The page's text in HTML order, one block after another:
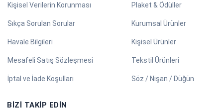
Kişisel Verilerin Korunması
Sıkça Sorulan Sorular
Havale Bilgileri
Mesafeli Satış Sözleşmesi
İptal ve İade Koşulları
Plaket & Ödüller
Kurumsal Ürünler
Kişisel Ürünler
Tekstil Ürünleri
Söz / Nişan / Düğün
BIZI TAKIP EDIN